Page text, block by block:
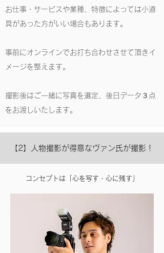
お仕事・サービスや業種、特徴によっては小道
具があった方がいい場合もあります。
事前にオンラインでお打ち合わせさせて頂きイ
メージを整えます。
撮影後はご一緒に写真を選定、後日データ３点
をお渡しいたします。
【2】人物撮影が得意なヴァン氏が撮影！
コンセプトは「心を写す・心に残す」